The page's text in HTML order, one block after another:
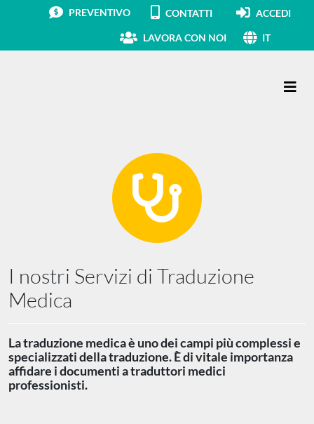
PREVENTIVO CONTATTI ACCEDI
LAVORA CON NOI IT
I nostri Servizi di Traduzione
Medica
La traduzione medica è uno dei campi più complessi e
specializzati della traduzione. È di vitale importanza
affidare i documenti a traduttori medici
professionisti.